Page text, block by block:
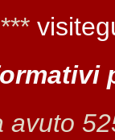
***
avuto